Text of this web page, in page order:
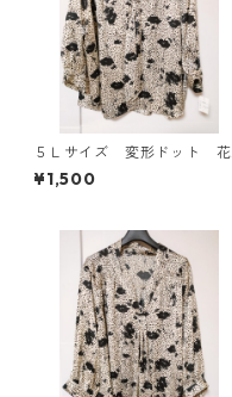
５Ｌサイズ 変形ドット 花
柄 ボウタイブラウス オフ
ホワイト KAE-4765
¥1,500